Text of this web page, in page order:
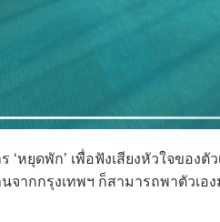
ยุดพัก’ เพื่อฟังเสียงหัวใจของตัว
ากกรุงเทพฯ ก็สามารถพาตัวเอ